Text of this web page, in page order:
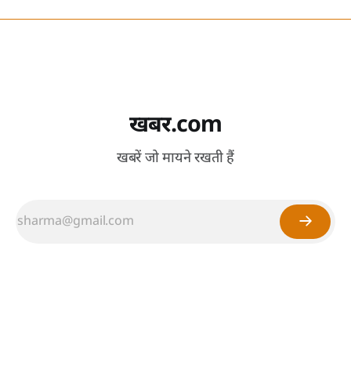
खबर.com
खबरें जो मायने रखती हैं